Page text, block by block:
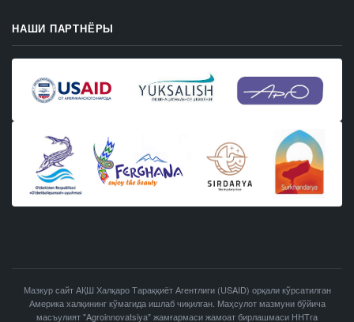
НАШИ ПАРТНЁРЫ
Мазкур сайт АҚШ Халқаро Тараққиёт Агентлиги (USAID) орқали кўрсатилган
Америка халқининг кўмагида ишлаб чиқилган. Маҳсулот мазмуни бўйича
масъулият "Agroinnovatsiya" жамғармаси жамоат бирлашмаси ННТга